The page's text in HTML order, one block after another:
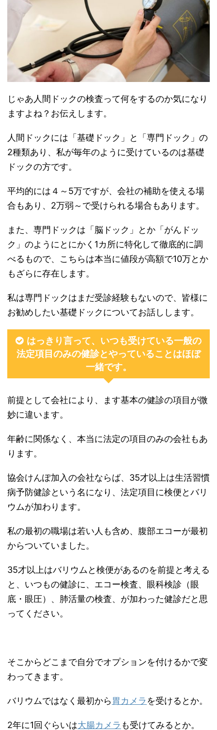
じゃあ人間ドックの検査って何をするのか気になり
ますよね？お伝えします。
人間ドックには「基礎ドック」と「専門ドック」の
2種類あり、私が毎年のように受けているのは基礎
ドックの方です。
平均的には４～5万ですが、会社の補助を使える場
合もあり、2万弱～で受けられる場合もあります。
また、専門ドックは「脳ドック」とか「がんドッ
ク」のようにとにかく1カ所に特化して徹底的に調
べるもので、こちらは本当に値段が高額で10万とか
もざらに存在します。
私は専門ドックはまだ受診経験もないので、皆様に
お勧めしたい基礎ドックについてお話しします。
はっきり言って、いつも受けている一般の
法定項目のみの健診とやっていることはほぼ
一緒です。
前提として会社により、ます基本の健診の項目が微
妙に違います。
年齢に関係なく、本当に法定の項目のみの会社もあ
ります。
協会けんぽ加入の会社ならば、35才以上は生活習慣
病予防健診という名になり、法定項目に検便とバリ
ウムが加わります。
私の最初の職場は若い人も含め、腹部エコーが最初
からついていました。
35才以上はバリウムと検便があるのを前提と考える
と、いつもの健診に、エコー検査、眼科検診（眼
底・眼圧）、肺活量の検査、が加わった健診だと思
ってください。
そこからどこまで自分でオプションを付けるかで変
わってきます。
バリウムではなく最初から胃カメラ を受けるとか。
2年に1回ぐらいは大腸カメラ も受けてみるとか。